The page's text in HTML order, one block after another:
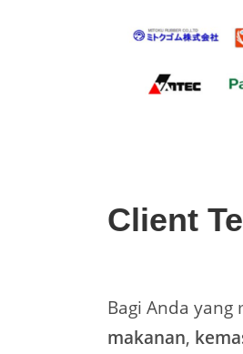
Client
Bagi Anda
makanan,